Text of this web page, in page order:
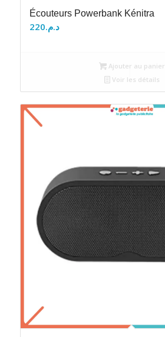
Écouteurs Powerbank Kénitra
د.م.220
Ajouter au panier
Voir les détails